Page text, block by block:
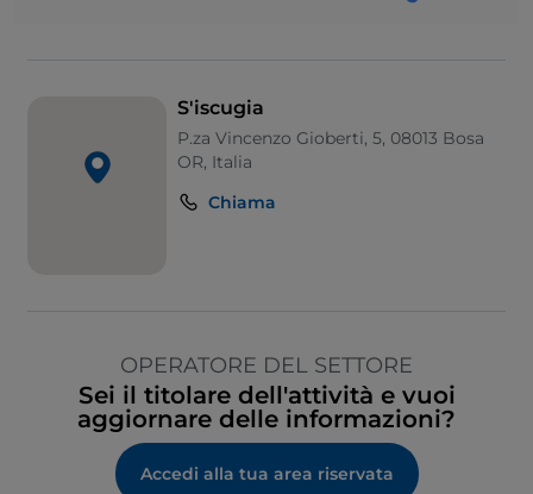
S'iscugia
P.za Vincenzo Gioberti, 5, 08013 Bosa
OR, Italia
Chiama
OPERATORE DEL SETTORE
Sei il titolare dell'attività e vuoi
aggiornare delle informazioni?
Accedi alla tua area riservata